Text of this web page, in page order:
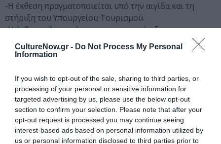
CultureNow.gr - Do Not Process My Personal
Information
If you wish to opt-out of the sale, sharing to third parties, or
processing of your personal or sensitive information for
targeted advertising by us, please use the below opt-out
section to confirm your selection. Please note that after your
opt-out request is processed you may continue seeing
interest-based ads based on personal information utilized by
us or personal information disclosed to third parties prior to
-Η έκθεση πραγματοποιείται υπό την αιγίδα και τη
στήριξη του Υπουργείου Τουρισμού.
-H έκθεση υλοποιείται με την υποστήριξη του
Οργανισμού Πολιτισμού και Ανάπτυξης ΝΕΟΝ.
OYTIS , 2025 Πολύπτυχο collage 20 x 30 εκ.
Ταυτότητα Εκδήλωσης
Ημερομηνία: